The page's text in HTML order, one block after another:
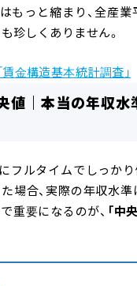
もっと縮まり、全産
珍しくありません。
金構造基本統計調査」
値｜本当の年収水
フルタイムでしっか
場合、実際の年収水
重要になるのが、 「中